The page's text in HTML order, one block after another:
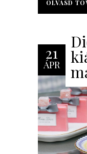
OLVASD
OLVASD
21
ÁPR